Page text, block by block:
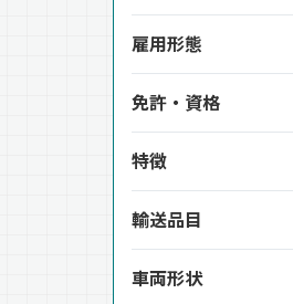
雇用形態
免許・資格
特徴
輸送品目
車両形状